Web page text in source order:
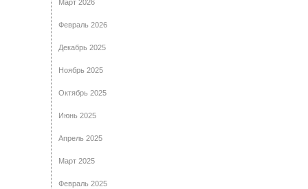
Март 2026
Февраль 2026
Декабрь 2025
Ноябрь 2025
Октябрь 2025
Июнь 2025
Апрель 2025
Март 2025
Февраль 2025